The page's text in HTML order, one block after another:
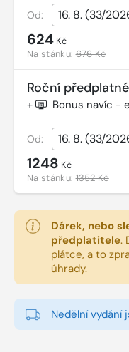
Od:
624 Kč
Na stánku:676 Kč
Roční předplatné
+ Bonus navíc -
Od:
1248 Kč
Na stánku:1352 Kč
Dárek, nebo
předplatitele.
plátce, a to
úhrady.
Nedělní vydání